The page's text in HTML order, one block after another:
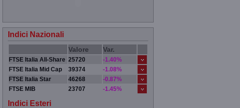
Indici Nazionali
Valore Var.
FTSE Italia All-Share 25720
-1.40%
FTSE Italia Mid Cap
39374
-1.08%
FTSE Italia Star
46268
-0.87%
FTSE MIB
23707 -1.45%
Indici Esteri